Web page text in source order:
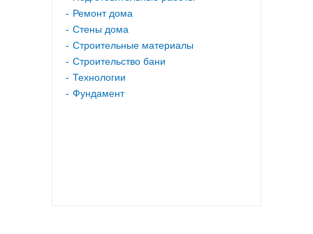
Ремонт дома
Стены дома
Строительные материалы
Строительство бани
Технологии
Фундамент